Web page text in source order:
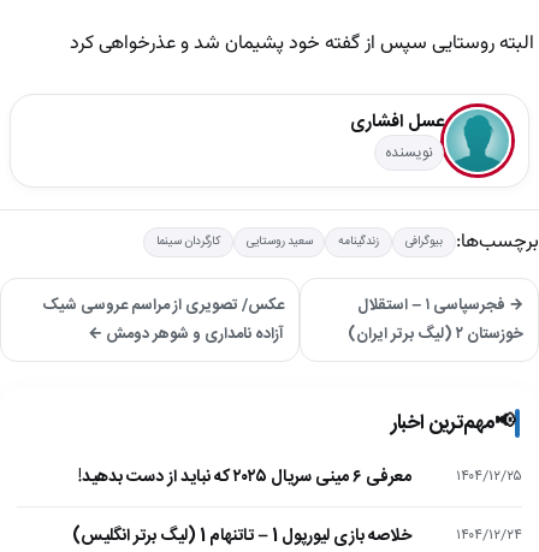
البته روستایی سپس از گفته خود پشیمان شد و عذرخواهی کرد
عسل افشاری
نویسنده
برچسب‌ها: بیوگرافی زندگینامه سعید روستایی کارگردان سینما
→ فجرسپاسی ۱ – استقلال
خوزستان ۲ (لیگ برتر ایران)
عکس/ تصویری از مراسم عروسی شیک
آزاده نامداری و شوهر دومش ←
📢مهم‌ترین اخبار
۱۴۰۴/۱۲/۲۵ معرفی ۶ مینی سریال ۲۰۲۵ که نباید از دست بدهید!
۱۴۰۴/۱۲/۲۴ خلاصه بازی لیورپول 1 – تاتنهام 1 (لیگ برتر انگلیس)